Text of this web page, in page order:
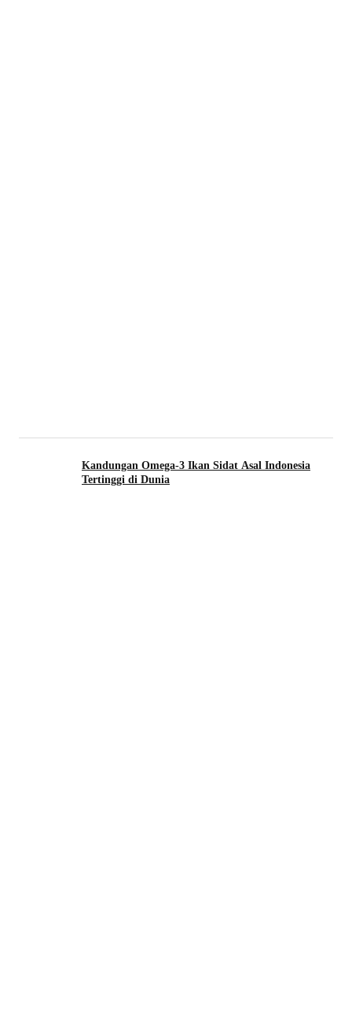
Kandungan Omega-3 Ikan Sidat Asal Indonesia
Tertinggi di Dunia